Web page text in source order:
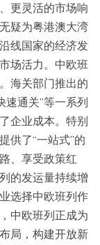
更灵活的市场响
疑为粤港澳大湾
线国家的经济发
场活力。中欧班
海关部门推出的
速通关”等一系列
企业成本。特别
供了“一站式”的
、享受政策红
的发运量持续增
选择中欧班列作
中欧班列正成为
局，构建开放新